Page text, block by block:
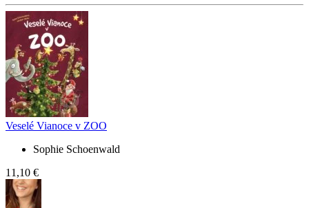
Veselé Vianoce v ZOO
Sophie Schoenwald
11,10 €